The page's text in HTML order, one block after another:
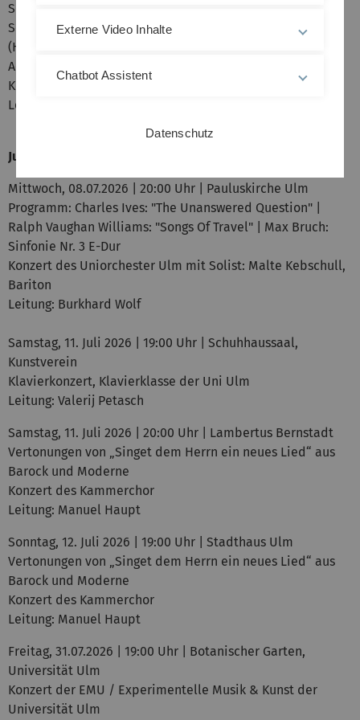
Sonntag, 28. Juni 2026 | 19:00 Uhr | Haus der Begegnung
Songs aus (Film-)Musicals von den 60ern bis heute
(Hildegard Knef, We will rock you, Les Misérables, Sister
Act, La la Land u. v. m.)
Konzert des Unichors
Leitung: Manuel Haupt
Juli 2026
Mittwoch, 08.07.2026 | 20:00 Uhr | Pauluskirche Ulm
Programm: Charles Ives: "The Unanswered Question" |
Ralph Vaughan Williams: "Songs Of Travel" | Max Bruch:
Sinfonie Nr. 3 E-Dur
Konzert des Uniorchester Ulm mit Solist: Malte Kebschull,
Bariton
Leitung: Burkhard Wolf
Samstag, 11. Juli 2026 | 19:00 Uhr | Schuhhaussaal,
Kunstverein
Klavierkonzert, Klavierklasse der Uni Ulm
Leitung: Valerij Petasch
Samstag, 11. Juli 2026 | 20:00 Uhr | Lambertus Bernstadt
Vertonungen von „Singet dem Herrn ein neues Lied“ aus
Barock und Moderne
Konzert des Kammerchor
Leitung: Manuel Haupt
Sonntag, 12. Juli 2026 | 19:00 Uhr | Stadthaus Ulm
Vertonungen von „Singet dem Herrn ein neues Lied“ aus
Barock und Moderne
Konzert des Kammerchor
Leitung: Manuel Haupt
Freitag, 31.07.2026 | 19:00 Uhr | Botanischer Garten,
Universität Ulm
Konzert der EMU / Experimentelle Musik & Kunst der
Universität Ulm
Externe Video Inhalte
Chatbot Assistent
Datenschutz